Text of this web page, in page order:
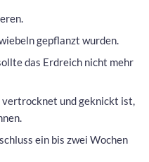
gepflanzt wurden.
das Erdreich nicht mehr
vertrocknet und geknickt ist,
ein bis zwei Wochen